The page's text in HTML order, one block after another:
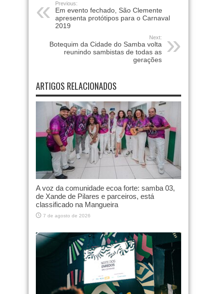
Previous:
Em evento fechado, São Clemente
apresenta protótipos para o Carnaval
2019
Next:
Botequim da Cidade do Samba volta
reunindo sambistas de todas as
gerações
ARTIGOS RELACIONADOS
A voz da comunidade ecoa forte: samba 03,
de Xande de Pilares e parceiros, está
classificado na Mangueira
7 de agosto de 2026